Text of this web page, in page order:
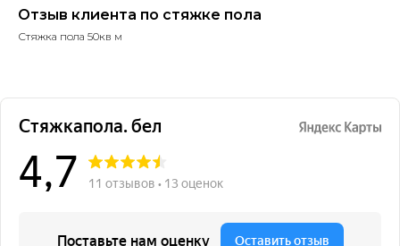
Отзыв клиента по стяжке пола
Стяжка пола 50кв м